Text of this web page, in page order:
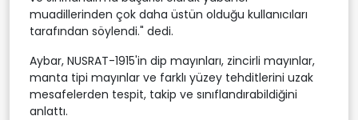
muadillerinden çok daha üstün olduğu kullanıcıları
tarafından söylendi." dedi.
Aybar, NUSRAT-1915'in dip mayınları, zincirli mayınlar,
manta tipi mayınlar ve farklı yüzey tehditlerini uzak
mesafelerden tespit, takip ve sınıflandırabildiğini
anlattı.